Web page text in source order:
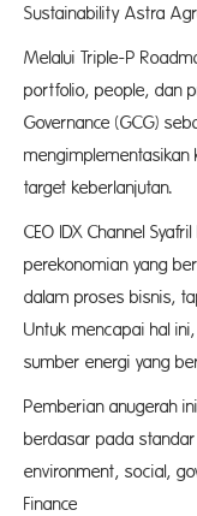
Sustainability Astra
Melalui Triple-P
portfolio, people, dan
Governance (GCG)
target keberlanjutan.
CEO IDX Channel
perekonomian yang
dalam proses bisnis,
Untuk mencapai hal
sumber energi yang
Pemberian anugerah
berdasar pada
environment, social,